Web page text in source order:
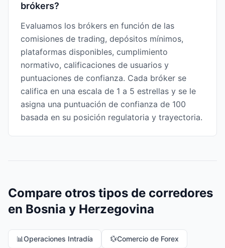
brókers?
Evaluamos los brókers en función de las
comisiones de trading, depósitos mínimos,
plataformas disponibles, cumplimiento
normativo, calificaciones de usuarios y
puntuaciones de confianza. Cada bróker se
califica en una escala de 1 a 5 estrellas y se le
asigna una puntuación de confianza de 100
basada en su posición regulatoria y trayectoria.
Compare otros tipos de corredores
en Bosnia y Herzegovina
📊Operaciones Intradía 💱Comercio de Forex